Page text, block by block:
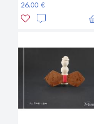
26.00 €